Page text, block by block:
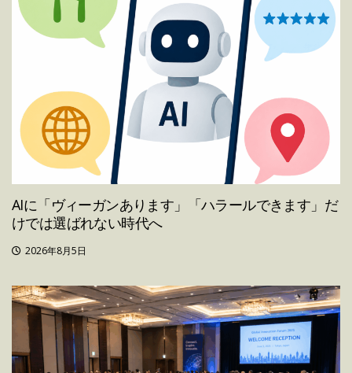
AIに「ヴィーガンあります」「ハラールできます」だ
けでは選ばれない時代へ
2026年8月5日